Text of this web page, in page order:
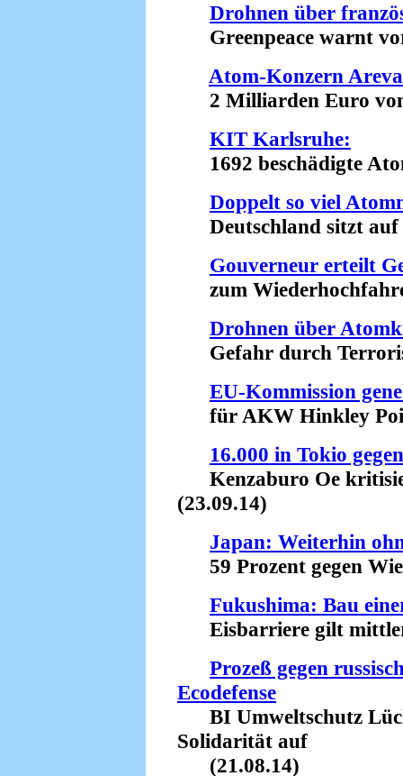
Drohnen über
Greenpeace warnt
Atom-Konzern
2 Milliarden Euro von
KIT Karlsruhe:
1692 beschädigte
Doppelt so viel
Deutschland sitzt auf
Gouverneur erteilt
zum
Drohnen über
Gefahr durch
EU-Kommission
für AKW Hinkley
16.000 in Tokio
Kenzaburo Oe
(23.09.14)
Japan: Weiterhin
59 Prozent gegen
Fukushima: Bau
Eisbarriere gilt
Prozeß gegen
Ecodefense
BI Umweltschutz
Solidarität auf
(21.08.14)